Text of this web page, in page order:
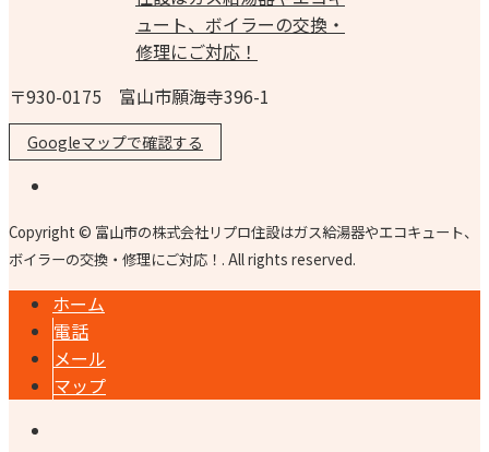
〒930-0175 富山市願海寺396-1
Googleマップで確認する
Copyright © 富山市の株式会社リプロ住設はガス給湯器やエコキュート、
ボイラーの交換・修理にご対応！. All rights reserved.
ホーム
電話
メール
マップ